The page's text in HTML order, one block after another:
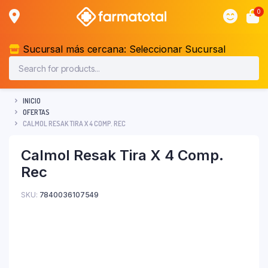
0
Sucursal más cercana: Seleccionar Sucursal
INICIO
OFERTAS
CALMOL RESAK TIRA X 4 COMP. REC
Calmol Resak Tira X 4 Comp.
Rec
SKU: 7840036107549